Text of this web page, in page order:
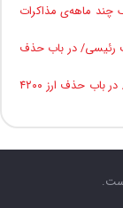
چند ماهه‌ی مذاکرات
رئیسی/ در باب حذف
فزاینده‌سازی تهاجم طبقاتی در دولت رئیسی/ در باب حذف ارز ۴۲۰۰